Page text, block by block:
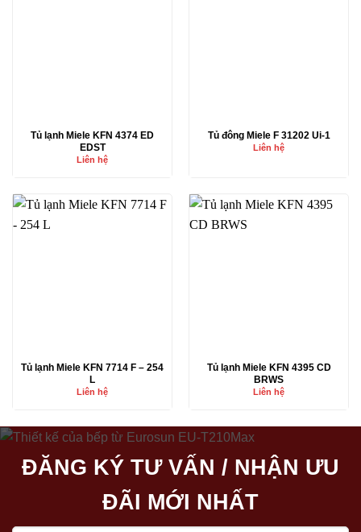
Tủ lạnh Miele KFN 4374 ED
EDST
Liên hệ
Tủ đông Miele F 31202 Ui-1
Liên hệ
Tủ lạnh Miele KFN 7714 F – 254
L
Liên hệ
Tủ lạnh Miele KFN 4395 CD
BRWS
Liên hệ
ĐĂNG KÝ TƯ VẤN / NHẬN ƯU
ĐÃI MỚI NHẤT